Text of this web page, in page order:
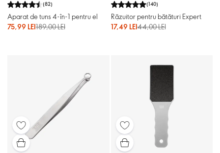
(82)
Aparat de tuns 4-în-1 pentru el
75,99 LEI189,00 LEI
(140)
Răzuitor pentru bătături Expert
17,49 LEI44,00 LEI